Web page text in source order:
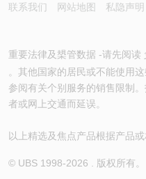
联系我们 网站地图 私隐声明
重要法律及槼管数据 -请先阅读
。其他国家的居民或不能使用
参阅有关个别服务的销售限制
者或网上交通而延误。
以上精选及焦点产品根据产品
© UBS 1998-2026 . 版权所有。